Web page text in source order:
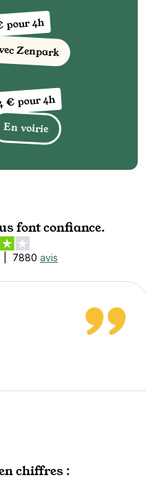
pour 4h
Zenpark
€ pour 4h
En voirie
font confiance.
7880 avis
chiffres :